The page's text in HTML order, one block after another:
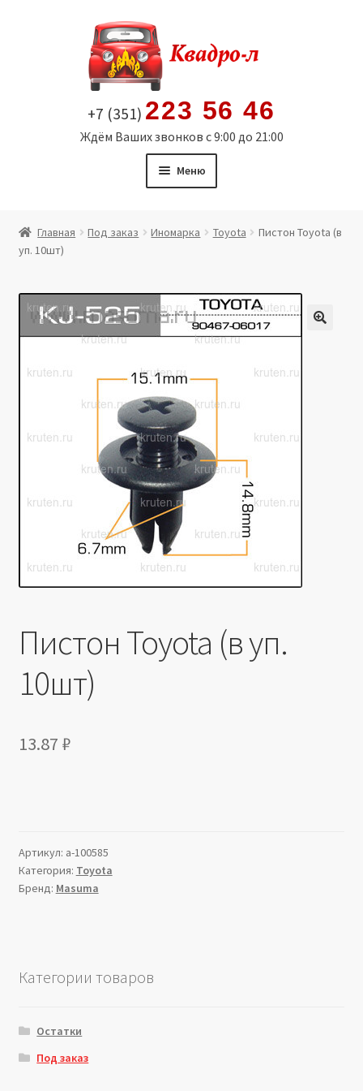
содержимому
+7 (351) 223 56 46
Ждём Ваших звонков с 9:00 до 21:00
Меню
Витрина
Мой аккаунт
Политика в отношении обработки персональных
Производители
Юридические данные
Главная Под заказ Иномарка Toyota
Пистон Toyota (в
уп. 10шт)
Пистон Toyota (в уп.
10шт)
13.87 ₽
Артикул: a-100585
Категория: Toyota
Бренд: Masuma
Категории товаров
Остатки
Под заказ